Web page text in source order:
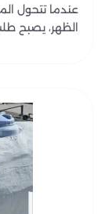
عندما تتحول
الظهر، يصبح